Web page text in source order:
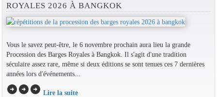
ROYALES 2026 À BANGKOK
Vous le savez peut-être, le 6 novembre prochain aura lieu la grande
Procession des Barges Royales à Bangkok. Il s'agit d'une tradition
séculaire assez rare, même si deux éditions se sont tenues ces 7 dernières
années lors d'événements...
arrow_circle_rightarrow_circle_rightarrow_circle_right Lire la suite